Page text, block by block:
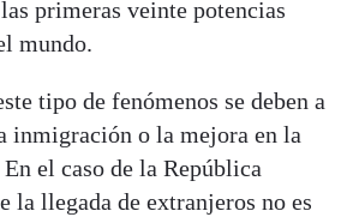
primeras veinte potencias
mundo.
tipo de fenómenos se deben a
inmigración o la mejora en la
el caso de la República
la llegada de extranjeros no es